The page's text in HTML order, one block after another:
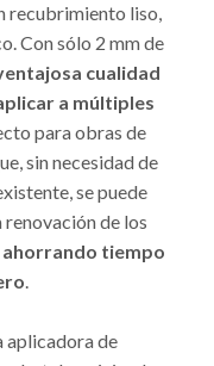
recubrimiento liso,
Con sólo 2 mm de
cualidad
a múltiples
para obras de
sin necesidad de
se puede
de los
ahorrando tiempo
.
aplicadora de